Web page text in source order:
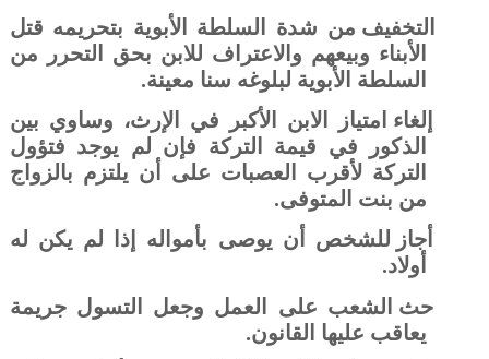
التخفيف من شدة السلطة الأبوية بتحريمه قتل
الأبناء وبيعهم والاعتراف للابن بحق التحرر من
السلطة الأبوية لبلوغه سنا معينة.
إلغاء امتياز الابن الأكبر في الإرث، وساوي بين
الذكور في قيمة التركة فإن لم يوجد فتؤول
التركة لأقرب العصبات على أن يلتزم بالزواج
من بنت المتوفى.
أجاز للشخص أن يوصى بأمواله إذا لم يكن له
أولاد.
حث الشعب على العمل وجعل التسول جريمة
يعاقب عليها القانون.